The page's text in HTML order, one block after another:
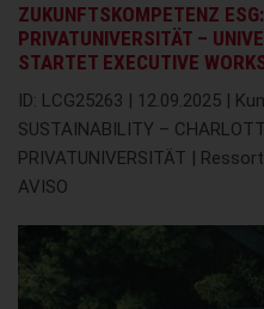
ZUKUNFTSKOMPETENZ
PRIVATUNIVERSITÄT –
STARTET EXECUTIVE
ID: LCG25263 | 12.09.2025 |
SUSTAINABILITY –
PRIVATUNIVERSITÄT |
AVISO